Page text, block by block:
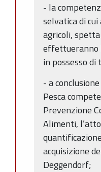
- la
selvatica di
agricoli,
effettueranno
in possesso
- a
Pesca
Prevenzione
Alimenti,
acquisizione
Deggendorf;